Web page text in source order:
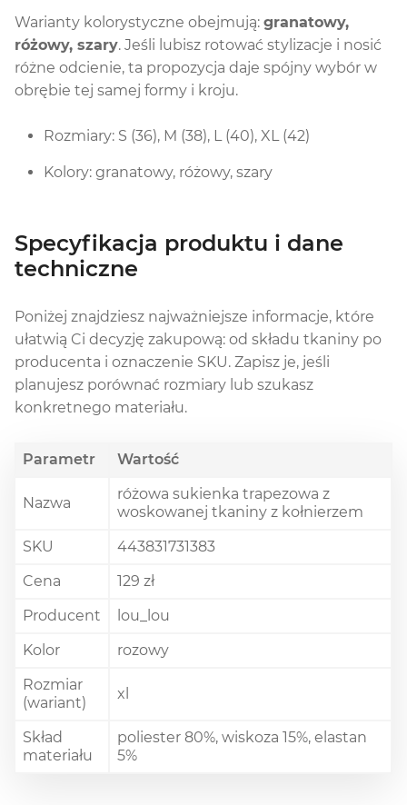
Warianty kolorystyczne obejmują: granatowy,
różowy, szary. Jeśli lubisz rotować stylizacje i nosić
różne odcienie, ta propozycja daje spójny wybór w
obrębie tej samej formy i kroju.
Rozmiary: S (36), M (38), L (40), XL (42)
Kolory: granatowy, różowy, szary
Specyfikacja produktu i dane
techniczne
Poniżej znajdziesz najważniejsze informacje, które
ułatwią Ci decyzję zakupową: od składu tkaniny po
producenta i oznaczenie SKU. Zapisz je, jeśli
planujesz porównać rozmiary lub szukasz
konkretnego materiału.
Parametr Wartość
Nazwa
różowa sukienka trapezowa z
woskowanej tkaniny z kołnierzem
SKU
443831731383
Cena
129 zł
Producent
lou_lou
Kolor
rozowy
Rozmiar
(wariant)
xl
Skład
materiału
poliester 80%, wiskoza 15%, elastan
5%